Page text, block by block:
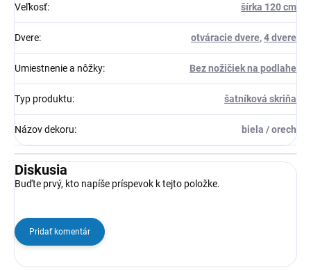
Veľkosť: šírka 120 cm
Dvere: otváracie dvere,4 dvere
Umiestnenie a nôžky: Bez nožičiek na podlahe
Typ produktu: šatníková skriňa
Názov dekoru: biela / orech
Diskusia
Buďte prvý, kto napíše príspevok k tejto položke.
Pridať komentár